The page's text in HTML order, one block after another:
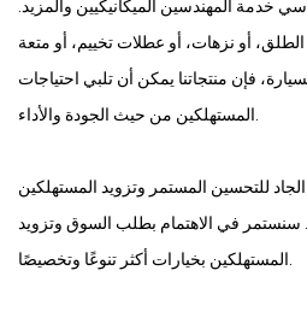
خدمة المهندسين الميكانيكيين والمزيد.
أو نزهات، أو عطلات تخييم، أو متعة
فإن منتجاتنا يمكن أن تلبي احتياجات
للتحسين المستمر وتزويد المستهلكين
في الاهتمام بطلب السوق وتزويد